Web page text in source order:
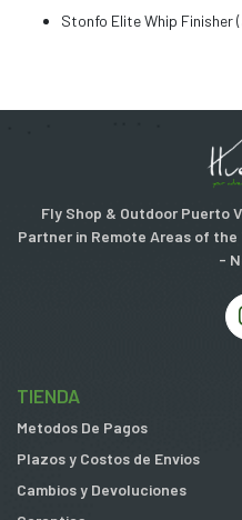
Stonfo Elite Whip Finisher
Fly Shop & Outdoor Puerto
Partner in Remote Areas of
-
TIENDA
Metodos De Pagos
Plazos y Costos de Envios
Cambios y Devoluciones